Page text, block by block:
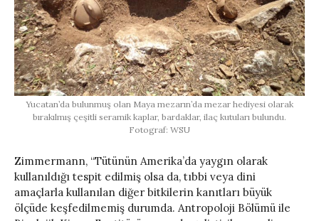
Yucatan’da bulunmuş olan Maya mezarın’da mezar hediyesi olarak
bırakılmış çeşitli seramik kaplar, bardaklar, ilaç kutuları bulundu.
Fotograf: WSU
Zimmermann, “Tütünün Amerika’da yaygın olarak
kullanıldığı tespit edilmiş olsa da, tıbbi veya dini
amaçlarla kullanılan diğer bitkilerin kanıtları büyük
ölçüde keşfedilmemiş durumda. Antropoloji Bölümü ile